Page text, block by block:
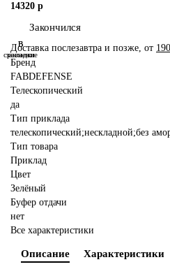
14320 р
Закончился
В
закладки
В
сравнение
Доставка послезавтра и позже, от
Бренд
FABDEFENSE
Телескопический
да
Тип приклада
телескопический;нескладной;без
Тип товара
Приклад
Цвет
Зелёный
Буфер отдачи
нет
Все характеристики
Описание Характеристики